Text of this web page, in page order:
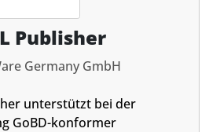
Publisher
Germany GmbH
unterstützt bei der
GoBD-konformer